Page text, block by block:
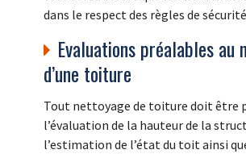
dans le respect des règles de
Evaluations préalables au
d’une toiture
Tout nettoyage de toiture doit être
l’évaluation de la hauteur de la
l’estimation de l’état du toit ainsi